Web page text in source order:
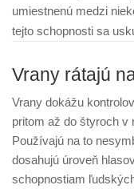
umiestnenú medzi
tejto schopnosti sa
Vrany rátajú
Vrany dokážu
pritom až do štyroch v
Používajú na to
dosahujú úroveň
schopnostiam